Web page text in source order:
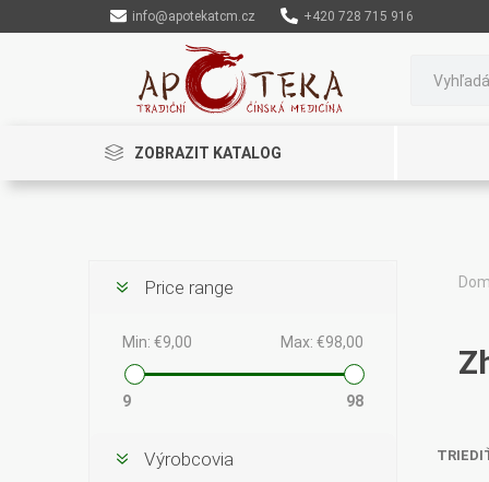
info@apotekatcm.cz +420 728 715 916
ZOBRAZIT KATALOG
Cannaderm
Price range
Min: €9,00 Max: €98,00
9 98
Výrobcovia